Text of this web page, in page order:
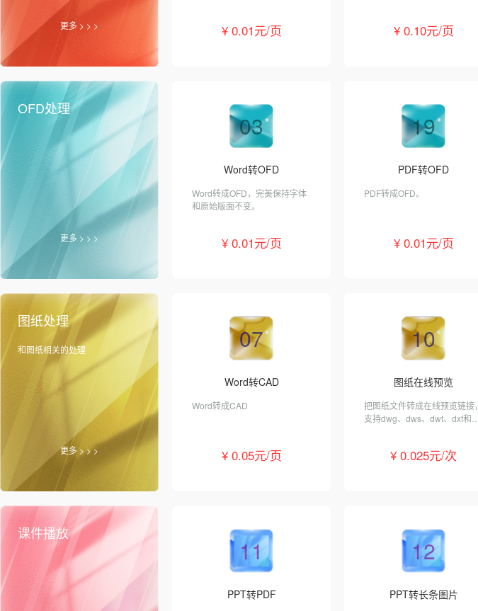
更多 > > > ¥ 0.01元/页 ¥ 0.10元/页
OFD处理
更多 > > >
03
Word转OFD
Word转成OFD，完美保持字体
和原始版面不变。
¥ 0.01元/页
19
PDF转OFD
PDF转成OFD。
¥ 0.01元/页
图纸处理
和图纸相关的处理
更多 > > >
07
Word转CAD
Word转成CAD
¥ 0.05元/页
10
图纸在线预览
把图纸文件转成在线预览链接，
支持dwg、dws、dwt、dxf和
¥ 0.025元/次
课件播放
11
PPT转PDF
12
PPT转长条图片